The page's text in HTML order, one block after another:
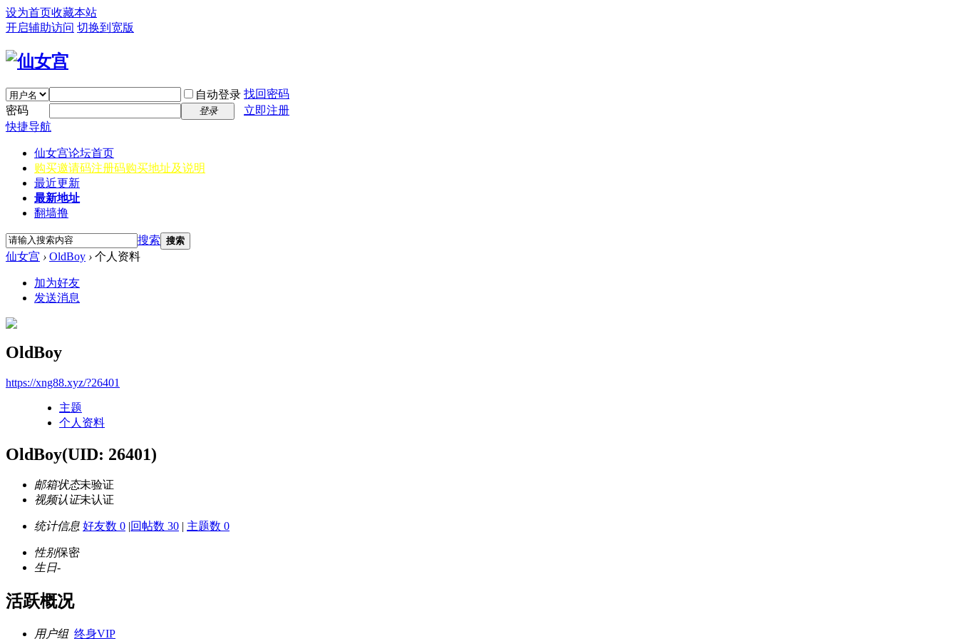
设为首页收藏本站
开启辅助访问 切换到宽版
自动登录 找回密码
密码
登录
立即注册
快捷导航
仙女宫论坛首页
购买邀请码注册码购买地址及说明
最近更新
最新地址
翻墙撸
搜索 搜索
仙女宫 › OldBoy › 个人资料
加为好友
发送消息
OldBoy
https://xng88.xyz/?26401
主题
个人资料
OldBoy(UID: 26401)
邮箱状态未验证
视频认证未认证
统计信息 好友数 0 |回帖数 30 | 主题数 0
性别保密
生日-
活跃概况
用户组 终身VIP